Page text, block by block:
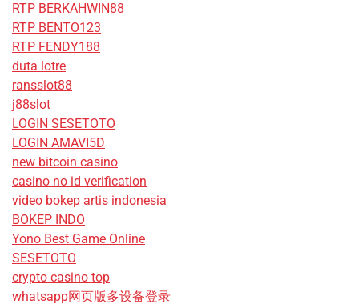
RTP BERKAHWIN88
RTP BENTO123
RTP FENDY188
duta lotre
ransslot88
j88slot
LOGIN SESETOTO
LOGIN AMAVI5D
new bitcoin casino
casino no id verification
video bokep artis indonesia
BOKEP INDO
Yono Best Game Online
SESETOTO
crypto casino top
whatsapp网页版多设备登录